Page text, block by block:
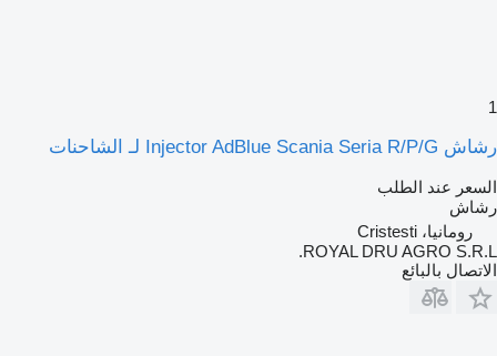
1
رشاش Injector AdBlue Scania Seria R/P/G لـ الشاحنات
السعر عند الطلب
رشاش
رومانيا، Cristesti
ROYAL DRU AGRO S.R.L.
الاتصال بالبائع